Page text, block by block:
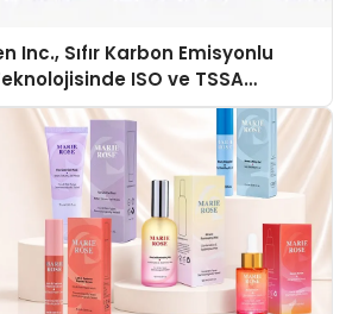
Inc., Sıfır Karbon Emisyonlu
ISO ve TSSA
Aldı